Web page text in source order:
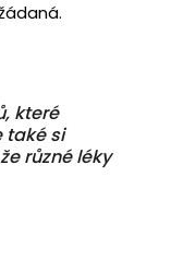
které
také si
různé léky